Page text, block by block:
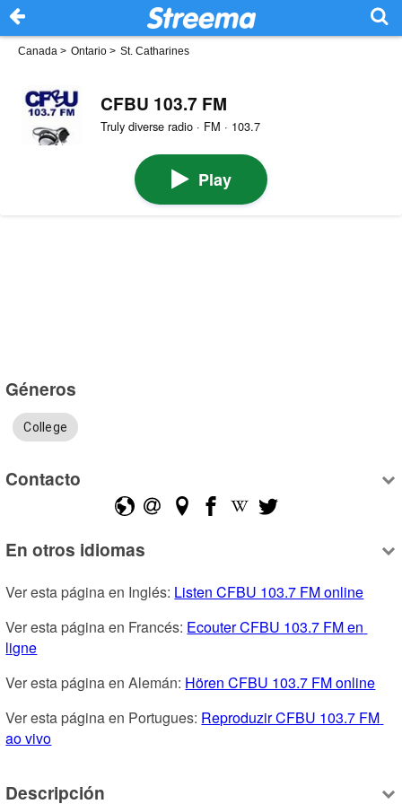
Canada > Ontario > St. Catharines
CFBU 103.7 FM
Truly diverse radio · FM · 103.7
Play
Géneros
College
Contacto
En otros idiomas
Ver esta página en Inglés: Listen CFBU 103.7 FM online
Ver esta página en Francés: Ecouter CFBU 103.7 FM en
ligne
Ver esta página en Alemán: Hören CFBU 103.7 FM online
Ver esta página en Portugues: Reproduzir CFBU 103.7 FM
ao vivo
Descripción